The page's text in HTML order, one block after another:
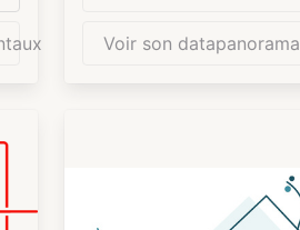
Voir son datapanorama